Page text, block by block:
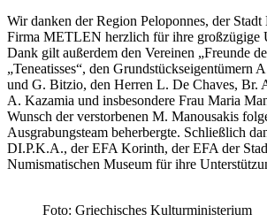
Wir danken der Region Peloponnes, der
Firma METLEN herzlich für ihre großzügige
Dank gilt außerdem den Vereinen „Freunde
„Teneatisses“, den Grundstückseigentümern
und G. Bitzio, den Herren L. De Chaves, Br.
A. Kazamia und insbesondere Frau Maria
Wunsch der verstorbenen M. Manousakis
Ausgrabungsteam beherbergte. Schließlich
DI.P.K.A., der EFA Korinth, der EFA der
Numismatischen Museum für ihre
Foto: Griechisches Kulturministerium